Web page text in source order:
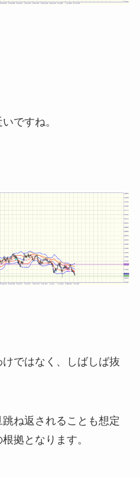
ですね。
ではなく、しばしば抜
ね返されることも想定
拠となります。